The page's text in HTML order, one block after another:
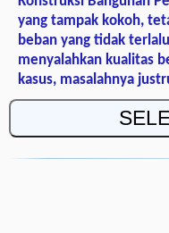
yang tampak kokoh,
beban yang tidak
menyalahkan kualitas
kasus, masalahnya